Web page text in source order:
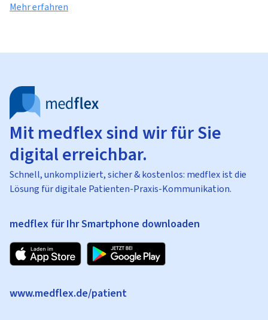
Mehr erfahren
Mit medflex sind wir für Sie
digital erreichbar.
Schnell, unkompliziert, sicher & kostenlos: medflex ist die
Lösung für digitale Patienten-Praxis-Kommunikation.
medflex für Ihr Smartphone downloaden
www.medflex.de/patient